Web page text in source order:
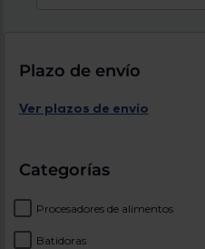
Plazo de envío
Ver plazos de envío
Categorías
Procesadores de alimentos
Batidoras